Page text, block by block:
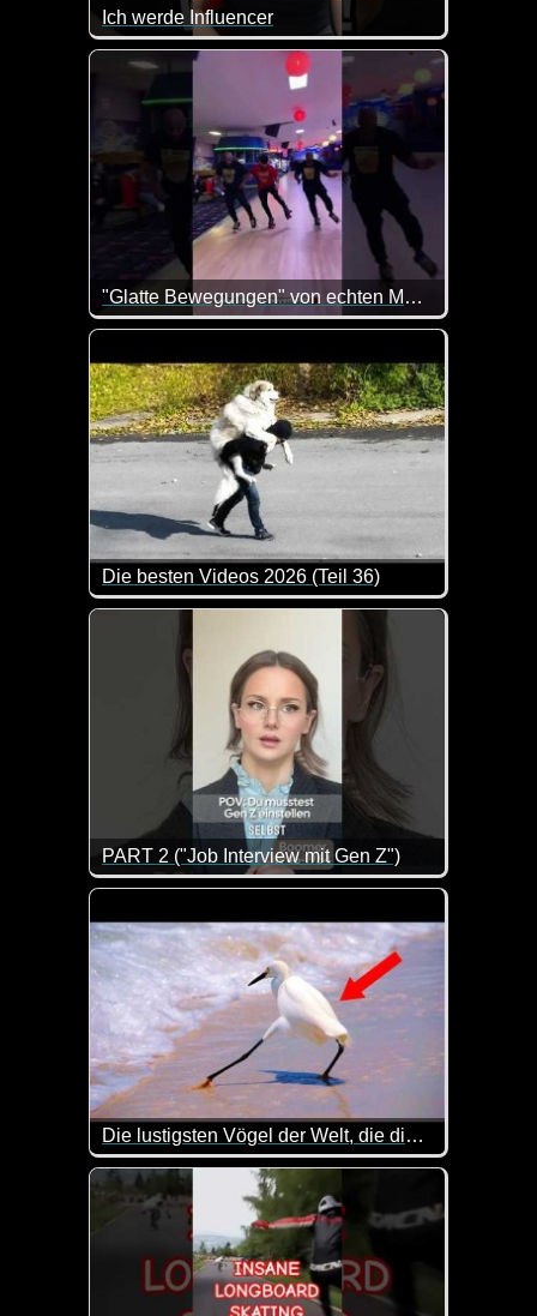
Ich werde Influencer
Da ist die Muddi aber erst mal gar nicht
"Glatte Bewegungen" von echten Menschen abgezogen
Die besten Videos 2026 (Teil 36)
Eine tolle Zusammenstellung von lustigen
PART 2 ("Job Interview mit Gen Z")
Als Arbeitgeber hat man es heutzutage wirklich
Die lustigsten Vögel der Welt, die dich vor Lachen zum Weinen bringen werden
Lauter witzige Szenen mit Vögeln. Ja, auch die